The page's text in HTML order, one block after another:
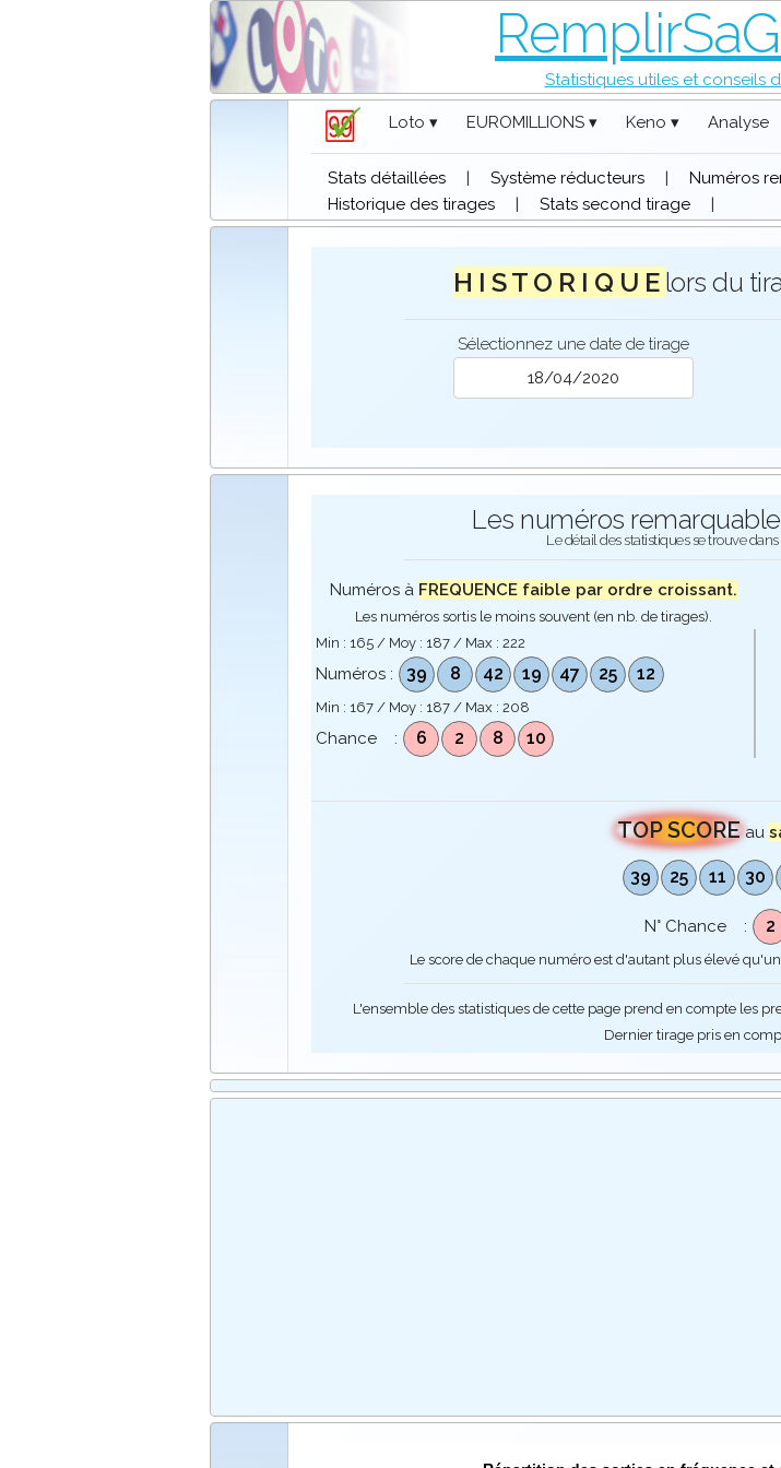
Statistiques utiles et conseils
Loto ▾ EUROMILLIONS ▾ Keno ▾ Analyse
Stats détaillées | Système réducteurs | Numéros
Historique des tirages
| Stats second tirage |
H I S T O R I Q U E lors du
Sélectionnez une date de tirage
Les numéros
Le détail des statistiques se trouve
Numéros à FREQUENCE faible par ordre croissant.
Les numéros sortis le moins souvent (en nb. de tirages).
Min : 165 / Moy : 187 / Max :222
Numéros : 39 8 42 19 47 25 12
Min : 167 / Moy : 187 / Max :208
Chance : 6 2 8 10
TOP SCORE au
39 25 11 30
N° Chance : 2
Le score de chaque numéro est d'autant plus élevé
L'ensemble des statistiques de cette page prend en compte les
Dernier tirage pris en